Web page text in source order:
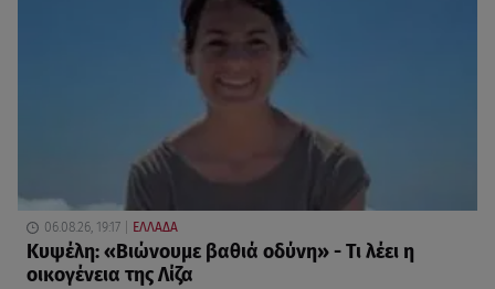
06.08.26, 19:17 ΕΛΛΑΔΑ
Κυψέλη: «Βιώνουμε βαθιά οδύνη» - Τι λέει η
οικογένεια της Λίζα